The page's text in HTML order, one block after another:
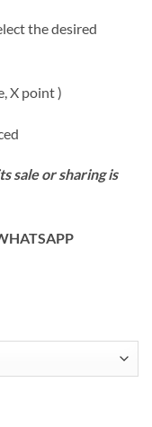
the desired
X point )
sale or sharing is